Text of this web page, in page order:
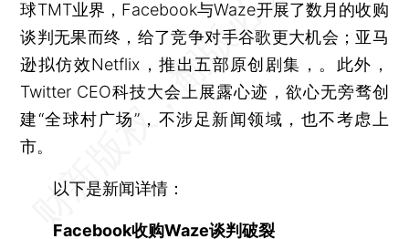
球TMT业界，Facebook与Waze开展了数月的收购
谈判无果而终，给了竞争对手谷歌更大机会；亚马
逊拟仿效Netflix，推出五部原创剧集，。此外，
Twitter CEO科技大会上展露心迹，欲心无旁骛创
建“全球村广场”，不涉足新闻领域，也不考虑上
市。
以下是新闻详情：
Facebook收购Waze谈判破裂